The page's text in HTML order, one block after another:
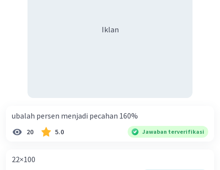
Iklan
ubalah persen menjadi pecahan 160%
20 5.0 Jawaban terverifikasi
22×100